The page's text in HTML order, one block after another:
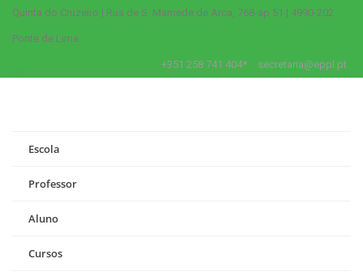
Quinta do Cruzeiro | Rua de S. Mamede de Arca, 768-ap 51 | 4990-202
Ponte de Lima
+351 258 741 404* secretaria@eppl.pt
Escola
Professor
Aluno
Cursos